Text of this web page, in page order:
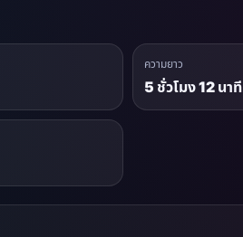
ความยาว
5 ชั่วโมง 12 นาที